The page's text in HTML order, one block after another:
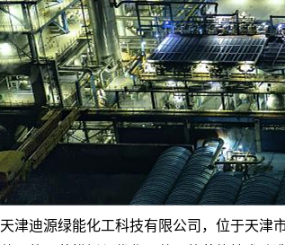
天津迪源绿能化工科技有限公司，位于天津